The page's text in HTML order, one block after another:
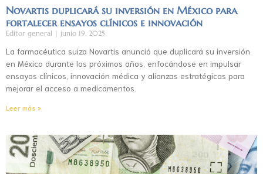
Novartis duplicará su inversión en México para
fortalecer ensayos clínicos e innovación
Editor general junio 19, 2025
La farmacéutica suiza Novartis anunció que duplicará su inversión
en México durante los próximos años, enfocándose en impulsar
ensayos clínicos, innovación médica y alianzas estratégicas para
mejorar el acceso a medicamentos.
Leer más »